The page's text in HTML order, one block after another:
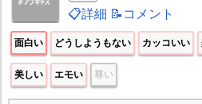
📋詳細 📝コメント
面白い どうしようもない カッコいい
美しい エモい 尊い